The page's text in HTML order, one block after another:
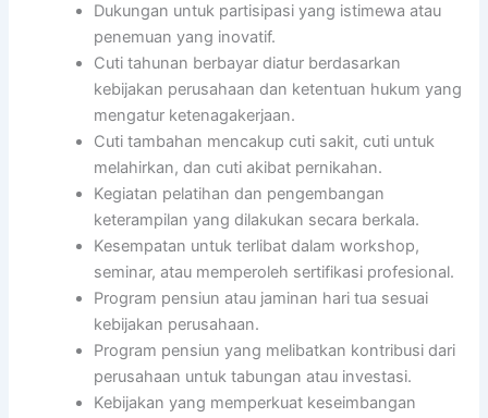
Dukungan untuk partisipasi yang istimewa atau
penemuan yang inovatif.
Cuti tahunan berbayar diatur berdasarkan
kebijakan perusahaan dan ketentuan hukum yang
mengatur ketenagakerjaan.
Cuti tambahan mencakup cuti sakit, cuti untuk
melahirkan, dan cuti akibat pernikahan.
Kegiatan pelatihan dan pengembangan
keterampilan yang dilakukan secara berkala.
Kesempatan untuk terlibat dalam workshop,
seminar, atau memperoleh sertifikasi profesional.
Program pensiun atau jaminan hari tua sesuai
kebijakan perusahaan.
Program pensiun yang melibatkan kontribusi dari
perusahaan untuk tabungan atau investasi.
Kebijakan yang memperkuat keseimbangan